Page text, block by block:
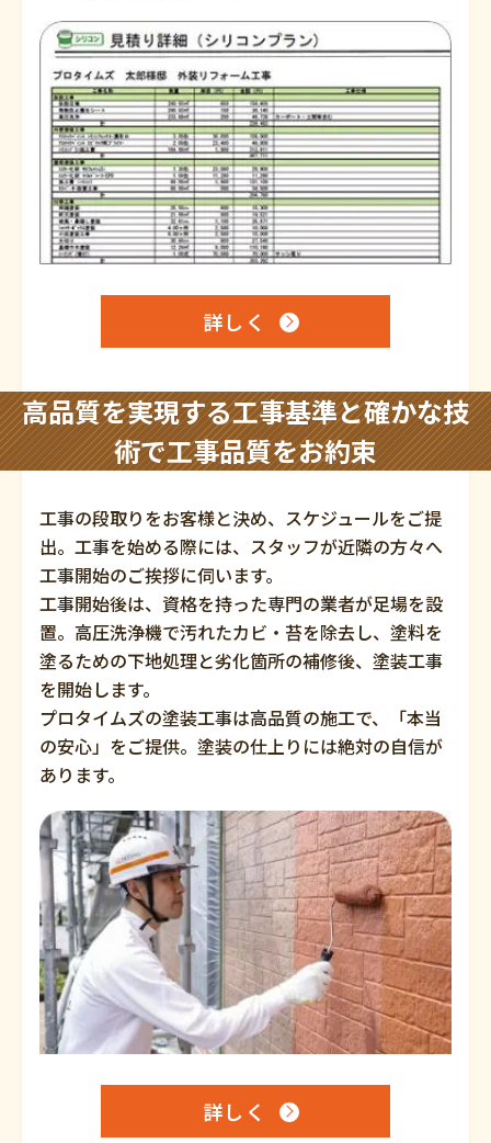
詳しく
高品質を実現する工事基準と確かな技
術で工事品質をお約束
工事の段取りをお客様と決め、スケジュールをご提
出。工事を始める際には、スタッフが近隣の方々へ
工事開始のご挨拶に伺います。
工事開始後は、資格を持った専門の業者が足場を設
置。高圧洗浄機で汚れたカビ・苔を除去し、塗料を
塗るための下地処理と劣化箇所の補修後、塗装工事
を開始します。
プロタイムズの塗装工事は高品質の施工で、「本当
の安心」をご提供。塗装の仕上りには絶対の自信が
あります。
詳しく